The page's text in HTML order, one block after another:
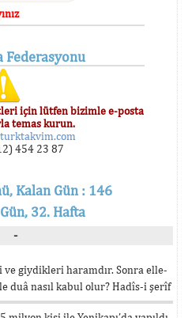
Federasyonu
için lütfen bizimle e-posta
temas kurun.
454 23 87
Kalan Gün : 146
32. Hafta
-
giydikleri haramdır. Sonra elle-
duâ nasıl kabul olur? Hadîs-i şerîf